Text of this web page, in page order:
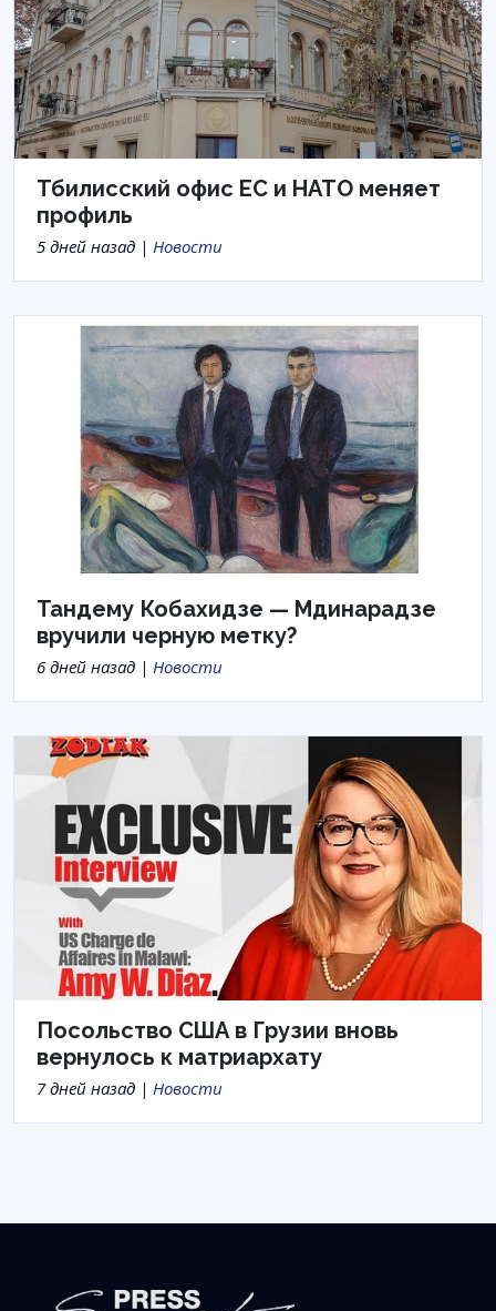
Тбилисский офис ЕС и НАТО меняет
профиль
5 дней назад | Новости
Тандему Кобахидзе — Мдинарадзе
вручили черную метку?
6 дней назад | Новости
Посольство США в Грузии вновь
вернулось к матриархату
7 дней назад | Новости